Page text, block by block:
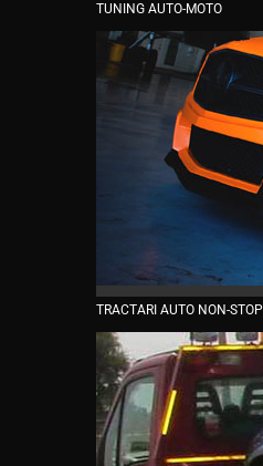
TUNING AUTO-MOTO
TRACTARI AUTO NON-STOP